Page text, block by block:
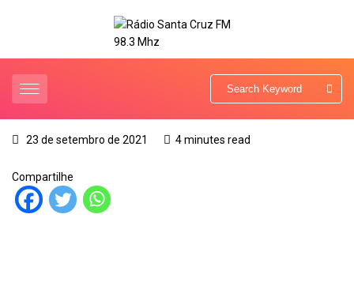
23 de setembro de 2021 4 minutes read
Compartilhe